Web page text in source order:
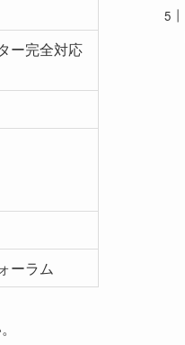
ー完全対応
ーラム